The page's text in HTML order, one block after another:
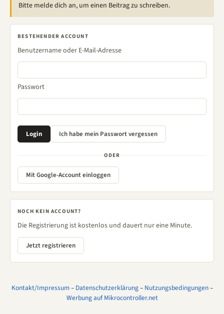
Bitte melde dich an, um einen Beitrag zu schreiben.
BESTEHENDER ACCOUNT
Benutzername oder E-Mail-Adresse
Passwort
ODER
Mit Google-Account einloggen
NOCH KEIN ACCOUNT?
Die Registrierung ist kostenlos und dauert nur eine Minute.
Jetzt registrieren
Kontakt/Impressum– Datenschutzerklärung– Nutzungsbedingungen–
Werbung auf Mikrocontroller.net